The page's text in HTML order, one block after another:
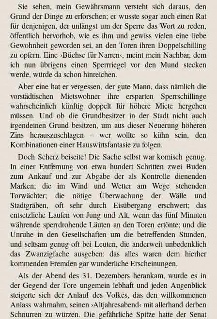
Sie sehen, mein Gewährsmann versteht sich daraus, den
Grund der Dinge zu erforschen; er wusste sogar auch einen Rat
für denjenigen, der unlängst um der Sperre das Wort zu reden,
öffentlich hervorhob, wie es ihm und gewiss vielen eine liebe
Gewohnheit geworden sei, an den Toren ihren Doppelschilling
zu opfern. Eine ›Büchse für Narren‹, meint mein Nachbar, dem
ich nun übrigens einen Sperrriegel vor den Mund stecken
werde, würde da schon hinreichen.
Aber eine hat er vergessen, der gute Mann, dass nämlich die
vorstädtischen Mietswohner ihre ersparten Sperrschillinge
wahrscheinlich künftig doppelt für höhere Miete hergehen
müssen. Und ob die Grundbesitzer in der Stadt nicht auch
irgendeinen Grund besitzen, um aus dieser Neuerung höheren
Zins herauszuschlagen – wer wollte so kühn sein, den
Kombinationen einer Hauswirtsfantasie zu folgen.
Doch Scherz beiseite! Die Sache selbst war komisch genug.
In einer Entfernung von etwa hundert Schritten zwei Buden
zum Ankauf und zur Abgabe der als Kontrolle dienenden
Marken; die im Wind und Wetter am Wege stehenden
Torwächter; die nötige Überwachung der Wälle und
Stadtgräben, oft sehr durch Eisübergang erschwert; das
entsetzliche Laufen von Jung und Alt, wenn das fünf Minuten
währende sperrdrohende Läuten an den Toren ertönte; und die
Unruhe in den Gesellschaften um die betreffenden Stunden,
und seltsam genug oft bei Leuten, die anderweit unbedenklich
das Zwanzigfache ausgeben: das alles waren dem hierher
kommenden Fremden gar wunderliche Erscheinungen.
Als der Abend des 31. Dezembers herankam, wurde es in
der Gegend der Tore ungemein lebhaft und jeden Augenblick
steigerte sich der Anlauf des Volkes, das den willkommenen
Anlass wahrnahm, seinen ›Altjahresabend‹ mit allerhand derben
Schnurren zu würzen. Die gefährliche Spitze hatte der Senat